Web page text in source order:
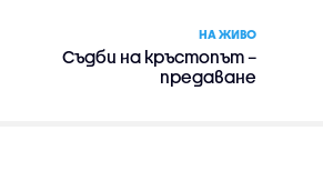
НА ЖИВО
Съдби на кръстопът –
предаване